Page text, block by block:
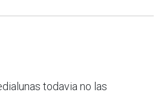
todavia no las